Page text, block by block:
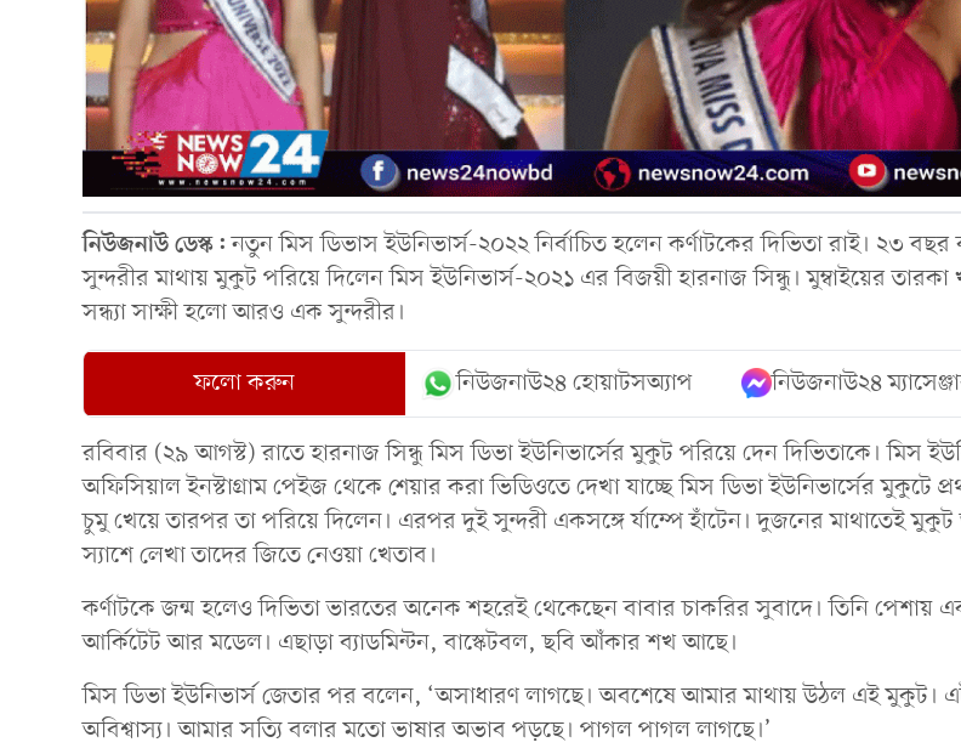
নিউজনাউ ডেস্ক:নতুন মিস ডিভাস ইউনিভার্স-২০২২ নির্বাচিত হলেন কর্ণাটকের দিভিতা রাই। ২৩
সুন্দরীর মাথায় মুকুট পরিয়ে দিলেন মিস ইউনিভার্স-২০২১ এর বিজয়ী হারনাজ সিন্ধু। মুম্বাইয়ের তারকা
সন্ধ্যা সাক্ষী হলো আরও এক সুন্দরীর।
ফলো করুন নিউজনাউ২৪ হোয়াটসঅ্যাপ নিউজনাউ২৪
রবিবার (২৯ আগস্ট) রাতে হারনাজ সিন্ধু মিস ডিভা ইউনিভার্সের মুকুট পরিয়ে দেন দিভিতাকে। মিস
অফিসিয়াল ইনস্টাগ্রাম পেইজ থেকে শেয়ার করা ভিডিওতে দেখা যাচ্ছে মিস ডিভা ইউনিভার্সের মুকুটে
চুমু খেয়ে তারপর তা পরিয়ে দিলেন। এরপর দুই সুন্দরী একসঙ্গে র্যাম্পে হাঁটেন। দুজনের মাথাতেই
স্যাশে লেখা তাদের জিতে নেওয়া খেতাব।
কর্ণাটকে জন্ম হলেও দিভিতা ভারতের অনেক শহরেই থেকেছেন বাবার চাকরির সুবাদে। তিনি পেশায়
আর্কিটেট আর মডেল। এছাড়া ব্যাডমিন্টন, বাস্কেটবল, ছবি আঁকার শখ আছে।
মিস ডিভা ইউনিভার্স জেতার পর বলেন, ‘অসাধারণ লাগছে। অবশেষে আমার মাথায় উঠল এই মুকুট।
অবিশ্বাস্য। আমার সত্যি বলার মতো ভাষার অভাব পড়ছে। পাগল পাগল লাগছে।’